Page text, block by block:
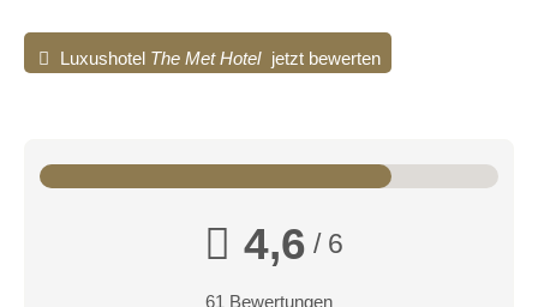
Luxushotel The Met Hotel jetzt bewerten
4,6 / 6
61 Bewertungen